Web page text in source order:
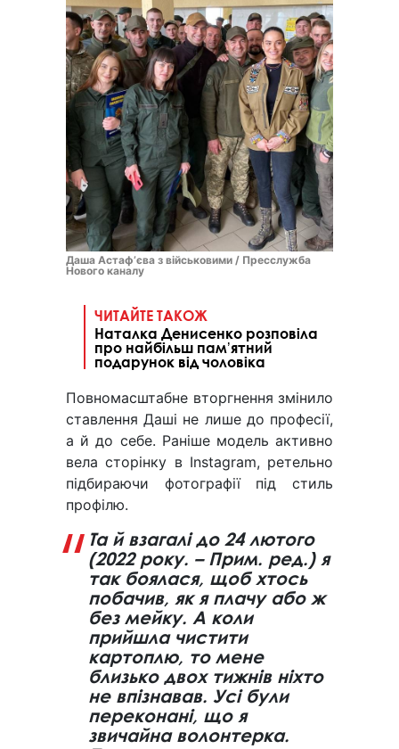
Даша Астафʼєва з військовими / Пресслужба
Нового каналу
ЧИТАЙТЕ ТАКОЖ
Наталка Денисенко розповіла
про найбільш памʼятний
подарунок від чоловіка
Повномасштабне вторгнення змінило
ставлення Даші не лише до професії,
а й до себе. Раніше модель активно
вела сторінку в Instagram, ретельно
підбираючи фотографії під стиль
профілю.
Та й взагалі до 24 лютого
(2022 року. – Прим. ред.) я
так боялася, щоб хтось
побачив, як я плачу або ж
без мейку. А коли
прийшла чистити
картоплю, то мене
близько двох тижнів ніхто
не впізнавав. Усі були
переконані, що я
звичайна волонтерка.